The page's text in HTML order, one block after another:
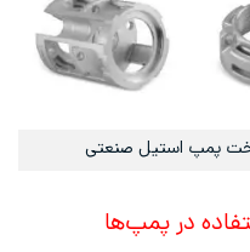
پمپ استیل صنعتی
در پمپ‌ها